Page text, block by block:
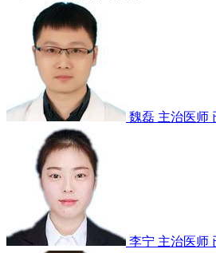
魏磊 主治医师
李宁 主治医师